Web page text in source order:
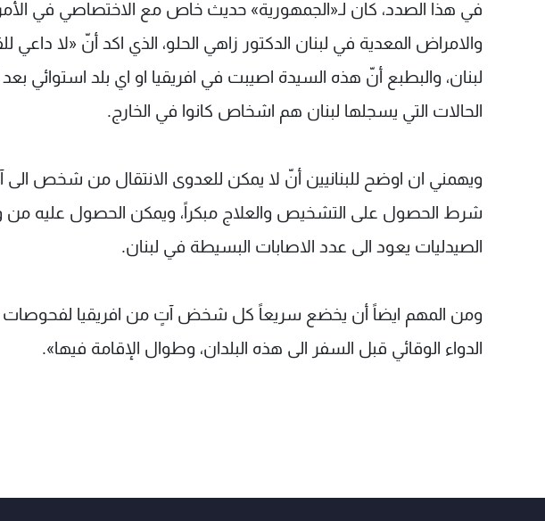
في هذا الصدد، كان لـ«الجمهورية» حديث خاص مع الاختصاصي في
والامراض المعدية في لبنان الدكتور زاهي الحلو، الذي اكد أنّ «لا داعي
لبنان، والبطبع أنّ هذه السيدة اصيبت في افريقيا او اي بلد استوائي
الحالات التي يسجلها لبنان هم اشخاص كانوا في الخارج.
ويهمني ان اوضح للبنانيين أنّ لا يمكن للعدوى الانتقال من شخص الى
شرط الحصول على التشخيص والعلاج مبكراً، ويمكن الحصول عليه من
الصيدليات يعود الى عدد الاصابات البسيطة في لبنان.
ومن المهم ايضاً أن يخضع سريعاً كل شخض آتٍ من افريقيا لفحوصات
الدواء الوقائي قبل السفر الى هذه البلدان، وطوال الإقامة فيها».